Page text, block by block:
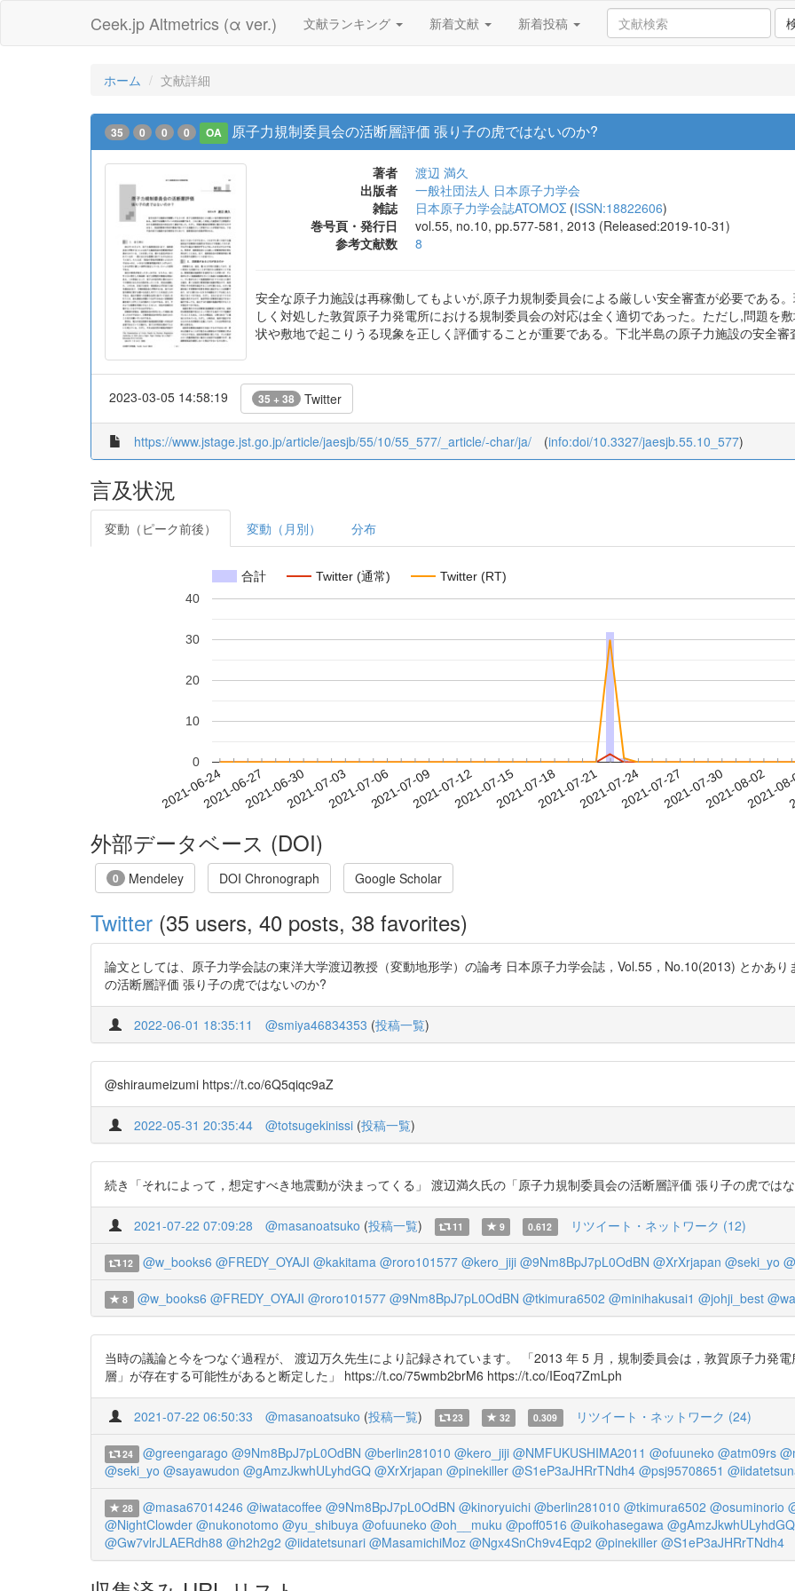
Ceek.jp Altmetrics (α ver.) 文献ランキング 新着文献 新着投稿
ホーム 文献詳細
35 0 0 0 OA 原子力規制委員会の活断層評価 張り子の虎ではないのか?
著者
渡辺 満久
出版者
一般社団法人 日本原子力学会
雑誌
日本原子力学会誌ATOMOΣ (ISSN:18822606)
巻号頁・発行日
vol.55, no.10, pp.577-581, 2013 (Released:2019-10-31)
参考文献数
8
安全な原子力施設は再稼働してもよいが,原子力規制委員会による厳しい安全審査が必要である
しく対処した敦賀原子力発電所における規制委員会の対応は全く適切であった。ただし,問題を
状や敷地で起こりうる現象を正しく評価することが重要である。下北半島の原子力施設の安全審
2023-03-05 14:58:19 35 + 38 Twitter
https://www.jstage.jst.go.jp/article/jaesjb/55/10/55_577/_article/-char/ja/ (info:doi/10.3327/jaesjb.55.10_577)
言及状況
変動（ピーク前後） 変動（月別） 分布
合計 Twitter (通常) Twitter (RT)
2021-06-242021-06-272021-06-302021-07-032021-07-062021-07-092021-07-122021-07-152021-07-182021-07-212021-07-242021-07-272021-07-302021-08-02
2021-
0
10
20
30
40
外部データベース (DOI)
0 Mendeley DOI Chronograph Google Scholar
Twitter (35 users, 40 posts, 38 favorites)
論文としては、原子力学会誌の東洋大学渡辺教授（変動地形学）の論考 日本原子力学会誌，Vol.55，No.10(2013) とかあ
の活断層評価 張り子の虎ではないのか?
2022-06-01 18:35:11 @smiya46834353 (投稿一覧)
@shiraumeizumi https://t.co/6Q5qiqc9aZ
2022-05-31 20:35:44 @totsugekinissi (投稿一覧)
続き「それによって，想定すべき地震動が決まってくる」 渡辺満久氏の「原子力規制委員会の活断層評価 張り子の虎では
2021-07-22 07:09:28 @masanoatsuko (投稿一覧) 11 9 0.612 リツイート・ネットワーク (12)
12 @w_books6 @FREDY_OYAJI @kakitama @roro101577 @kero_jiji @9Nm8BpJ7pL0OdBN @XrXrjapan @seki_yo
8 @w_books6 @FREDY_OYAJI @roro101577 @9Nm8BpJ7pL0OdBN @tkimura6502 @minihakusai1 @johji_best
当時の議論と今をつなぐ過程が、 渡辺万久先生により記録されています。 「2013 年 5 月，規制委員会は，敦賀原子力発
層」が存在する可能性があると断定した」 https://t.co/75wmb2brM6 https://t.co/IEoq7ZmLph
2021-07-22 06:50:33 @masanoatsuko (投稿一覧) 23 32 0.309 リツイート・ネットワーク (24)
24 @greengarago @9Nm8BpJ7pL0OdBN @berlin281010 @kero_jiji @NMFUKUSHIMA2011 @ofuuneko @atm09rs
@seki_yo @sayawudon @gAmzJkwhULyhdGQ @XrXrjapan @pinekiller @S1eP3aJHRrTNdh4 @psj95708651
28 @masa67014246 @iwatacoffee @9Nm8BpJ7pL0OdBN @kinoryuichi @berlin281010 @tkimura6502 @osuminorio
@NightClowder @nukonotomo @yu_shibuya @ofuuneko @oh__muku @poff0516 @uikohasegawa @gAmzJkwhULyhdGQ
@Gw7vlrJLAERdh88 @h2h2g2 @iidatetsunari @MasamichiMoz @Ngx4SnCh9v4Eqp2 @pinekiller @S1eP3aJHRrTNdh4